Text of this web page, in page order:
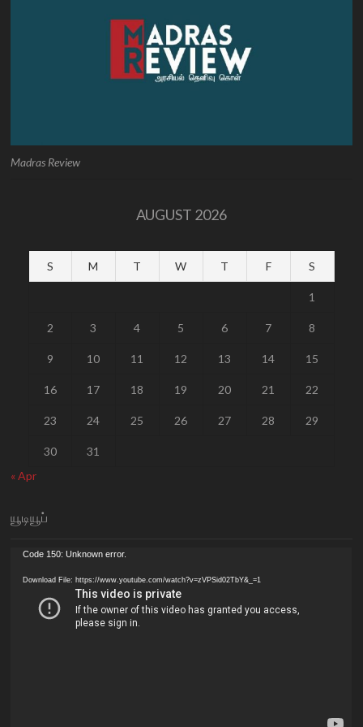
Madras Review
AUGUST 2026
S M T W T F S
1
2 3 4 5 6 7 8
9 10 11 12 13 14 15
16 17 18 19 20 21 22
23 24 25 26 27 28 29
30
31
« Apr
யூடியூப்
Video
Code 150: Unknown error.
Download File: https://www.youtube.com/watch?v=zVPSid02TbY&_=1